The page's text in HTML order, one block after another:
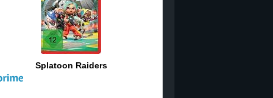
Splatoon Raiders